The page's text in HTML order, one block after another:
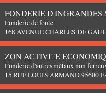
FONDERIE D INGRANDES
Fonderie de fonte
168 AVENUE CHARLES DE
ZON ACTIVITE
Fonderie d'autres métaux non
15 RUE LOUIS ARMAND 95600